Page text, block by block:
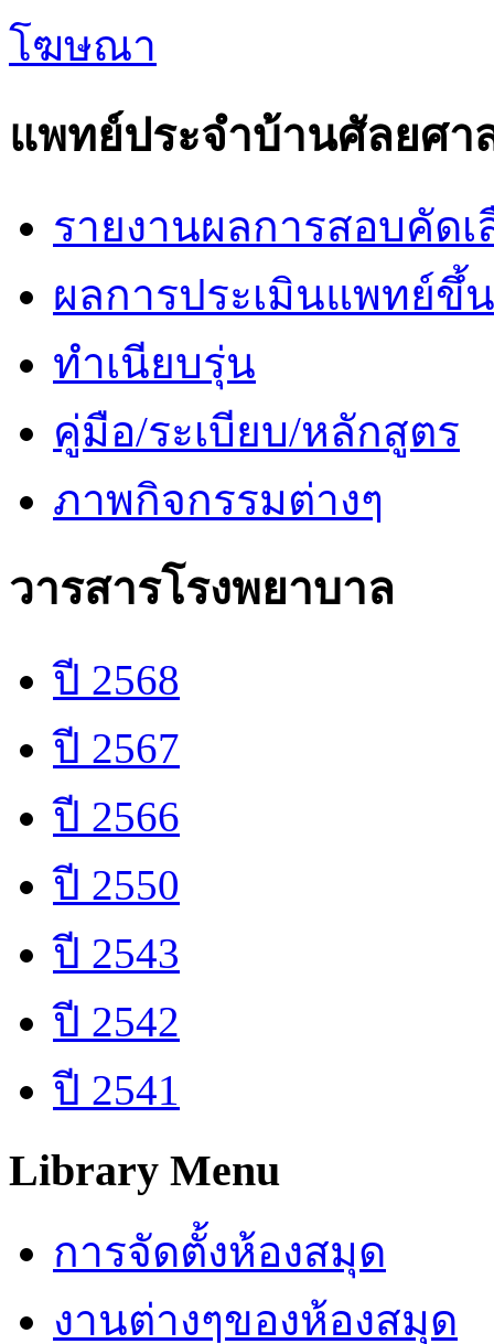
แพทย์ประจำบ้านศัลยศา
รายงานผลการสอบคัดเ
ผลการประเมินแพทย์ขึ้
ทำเนียบรุ่น
คู่มือ/ระเบียบ/หลักสูตร
ภาพกิจกรรมต่างๆ
วารสารโรงพยาบาล
ปี 2568
ปี 2567
ปี 2566
ปี 2550
ปี 2543
ปี 2542
ปี 2541
Library Menu
การจัดตั้งห้องสมุด
งานต่างๆของห้องสมุด